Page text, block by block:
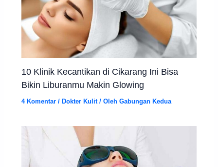
10 Klinik Kecantikan di Cikarang Ini Bisa
Bikin Liburanmu Makin Glowing
4 Komentar / Dokter Kulit/ OlehGabungan Kedua